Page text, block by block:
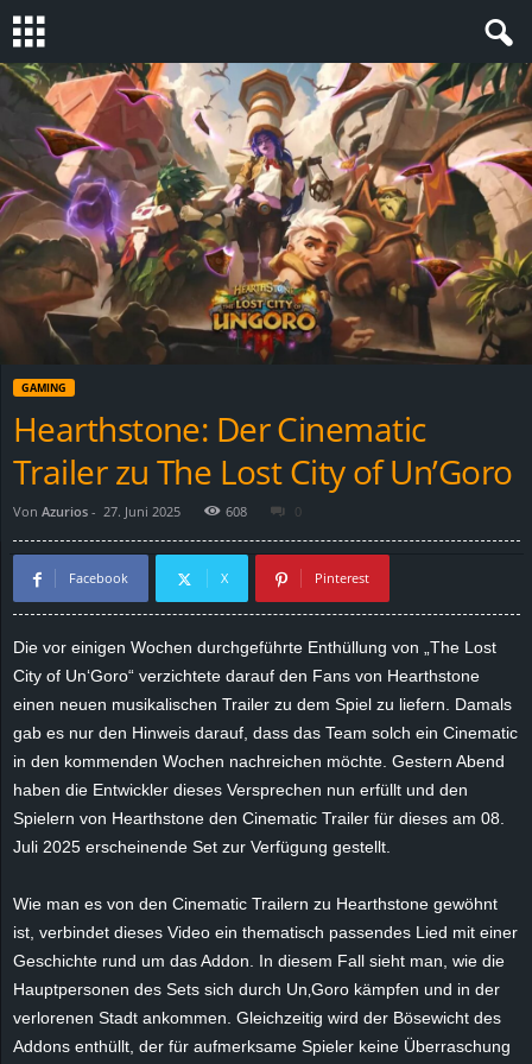
e
v
GAMING
Hearthstone: Der Cinematic
Trailer zu The Lost City of Un’Goro
Von Azurios - 27. Juni 2025 608 0
Facebook X Pinterest
Die vor einigen Wochen durchgeführte Enthüllung von „The Lost
City of Un‘Goro“ verzichtete darauf den Fans von Hearthstone
einen neuen musikalischen Trailer zu dem Spiel zu liefern. Damals
gab es nur den Hinweis darauf, dass das Team solch ein Cinematic
in den kommenden Wochen nachreichen möchte. Gestern Abend
haben die Entwickler dieses Versprechen nun erfüllt und den
Spielern von Hearthstone den Cinematic Trailer für dieses am 08.
Juli 2025 erscheinende Set zur Verfügung gestellt.
Wie man es von den Cinematic Trailern zu Hearthstone gewöhnt
ist, verbindet dieses Video ein thematisch passendes Lied mit einer
Geschichte rund um dasAddon. In diesem Fall sieht man, wie die
Hauptpersonen des Sets sich durch Un‚Goro kämpfen und in der
verlorenen Stadt ankommen. Gleichzeitig wird der Bösewicht des
Addons enthüllt, der für aufmerksame Spieler keine Überraschung